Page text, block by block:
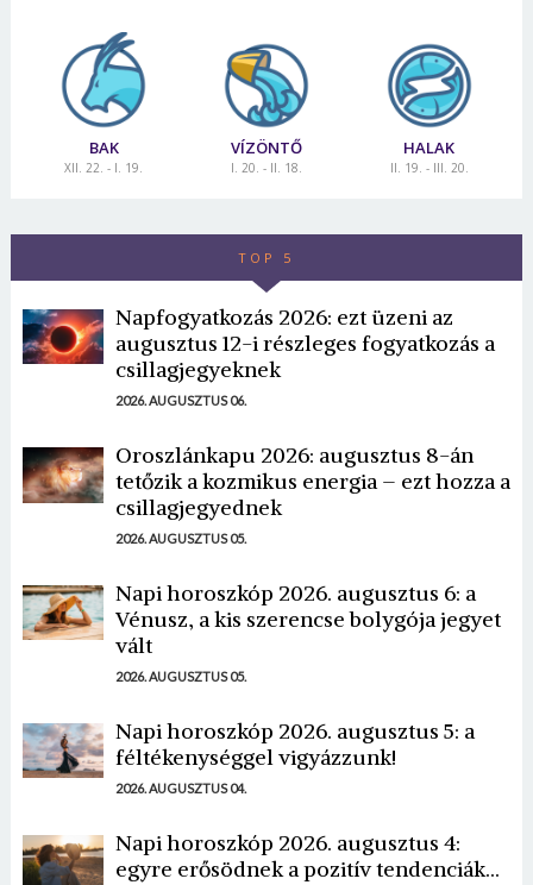
BAK
XII. 22. - I. 19.
VÍZÖNTŐ
I. 20. - II. 18.
HALAK
II. 19. - III. 20.
TOP 5
Napfogyatkozás 2026: ezt üzeni az
augusztus 12-i részleges fogyatkozás a
csillagjegyeknek
2026. AUGUSZTUS 06.
Oroszlánkapu 2026: augusztus 8-án
tetőzik a kozmikus energia – ezt hozza a
csillagjegyednek
2026. AUGUSZTUS 05.
Napi horoszkóp 2026. augusztus 6: a
Vénusz, a kis szerencse bolygója jegyet
vált
2026. AUGUSZTUS 05.
Napi horoszkóp 2026. augusztus 5: a
féltékenységgel vigyázzunk!
2026. AUGUSZTUS 04.
Napi horoszkóp 2026. augusztus 4:
egyre erősödnek a pozitív tendenciák...